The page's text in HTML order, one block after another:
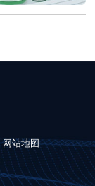
网站地图